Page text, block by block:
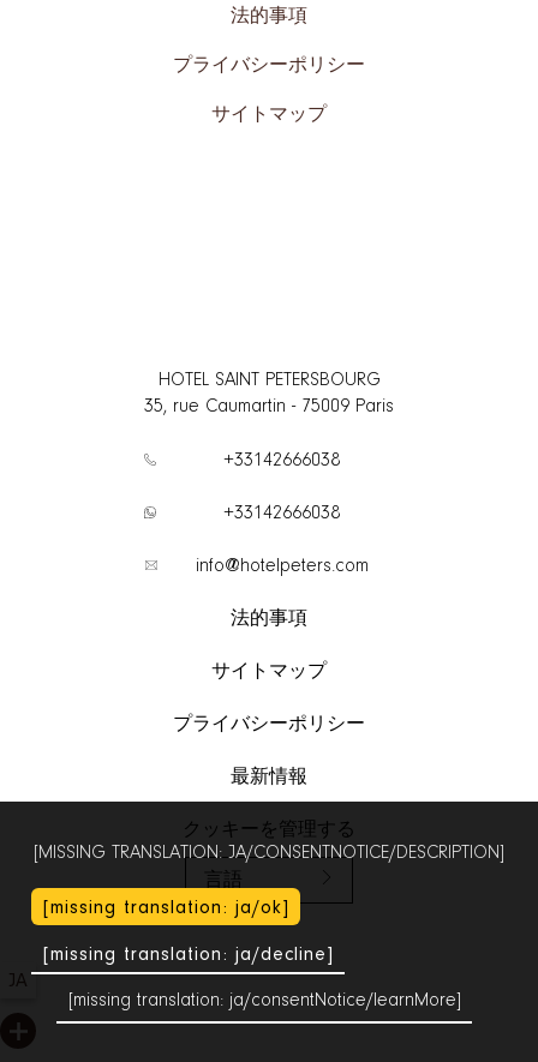
法的事項
プライバシーポリシー
サイトマップ
HOTEL SAINT PETERSBOURG
35, rue Caumartin - 75009 Paris
+33142666038
+33142666038
info@hotelpeters.com
法的事項
サイトマップ
プライバシーポリシー
最新情報
クッキーを管理する
言語
JA
[MISSING TRANSLATION: JA/CONSENTNOTICE/DESCRIPTION]
[missing translation: ja/ok]
[missing translation: ja/decline]
[missing translation: ja/consentNotice/learnMore]